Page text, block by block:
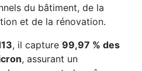
du bâtiment, de la
et de la rénovation.
, il capture 99,97 % des
, assurant un